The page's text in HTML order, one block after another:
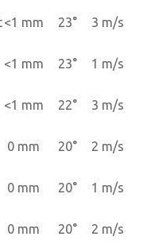
<1 mm 23° 3 m/s
<1 mm 23° 1 m/s
<1 mm 22° 3 m/s
0 mm 20° 2 m/s
0 mm 20° 1 m/s
0 mm 20° 2 m/s